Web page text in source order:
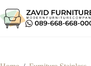
to
content